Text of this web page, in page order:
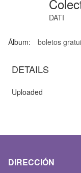
DATI
Álbum: boletos
DETAILS
Uploaded
DIRECCIÓN